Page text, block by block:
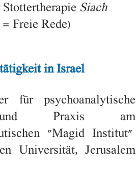
Siach
= Freie Rede)
ätigkeit in Israel
für psychoanalytische
Praxis am
"Magid Institut"
Universität, Jerusalem